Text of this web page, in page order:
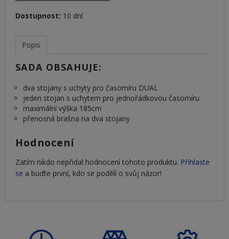
Dostupnost: 10 dní
Popis
SADA OBSAHUJE:
dva stojany s uchyty pro časomíru DUAL
jeden stojan s uchytem pro jednořádkovou časomíru
maximální výška 185cm
přenosná brašna na dva stojany
Hodnocení
Zatím nikdo nepřidal hodnocení tohoto produktu. Přihlaste
se a buďte první, kdo se podělí o svůj názor!